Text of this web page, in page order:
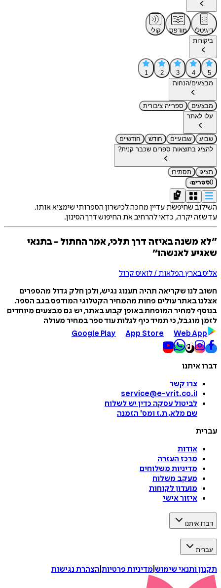
דיגיטלי מודפס
קולי
ביקורות
5
4
3
2
1
מבצעים/הנחות
מבצעים
ספרייה ציבורית
עלו לאתר
שבוע שבועיים חודש
חודשיים
להציג בתוצאות ספרים שכבר קנית?
תציגו
תסתירו
0ספרים›
השילוב שחיפשת עדיין מחכה לכישרון הספרותי שימציא אותו.
עד שזה יקרה, כדאי להרחיב את החיפוש דרך הסינון.
״לא משנה באיזה דרך תלכי, אמר החתול - בתנאי
שאגיע לאנשהו״
אליס בארץ הפלאות / לואיס קרול
חשוב לנו שקריאה תהיה תענוג נגיש, ולכן חלק גדול מהספרים
אצלנו באתר עולים פחות מהמחיר הקטלוגי המודפס בגב הספר.
בנוסף למחיר המופחת באופן קבוע באתר, יש גם מבצעים מיוחדים
לזמן מוגבל, כי תמיד כיף לגלות עוד ספר במחיר מעולה
Google Play
App Store Web App
דברו איתנו
צרו קשר
service@e-vrit.co.il
לביטול עסקה כדין יש לשלוח
שם מלא, ת.ז ומס' הזמנה
עברית
אודות
מרכז העזרה
מדיניות משלוחים
מעקב משלוח
מועדון לקוחות
איזור אישי
דברו איתנו
עברית
תקנון ותנאי שימוש מדיניות פרטיות הצהרת נגישות